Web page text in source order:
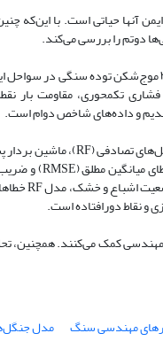
دوتم را بررسی می‌کند.
در این تحقیق، خواص مهندسی سنگ‌های رسوبی و آذرین
تکمحوری، مقاومت
و داده‌های شاخص دوام است.
کمک می‌کنند. همچنین،
مهندسی سنگ
مدل